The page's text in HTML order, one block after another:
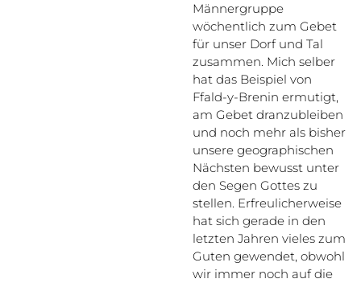
Männergruppe
wöchentlich zum Gebet
für unser Dorf und Tal
zusammen. Mich selber
hat das Beispiel von
Ffald-y-Brenin ermutigt,
am Gebet dranzubleiben
und noch mehr als bisher
unsere geographischen
Nächsten bewusst unter
den Segen Gottes zu
stellen. Erfreulicherweise
hat sich gerade in den
letzten Jahren vieles zum
Guten gewendet, obwohl
wir immer noch auf die